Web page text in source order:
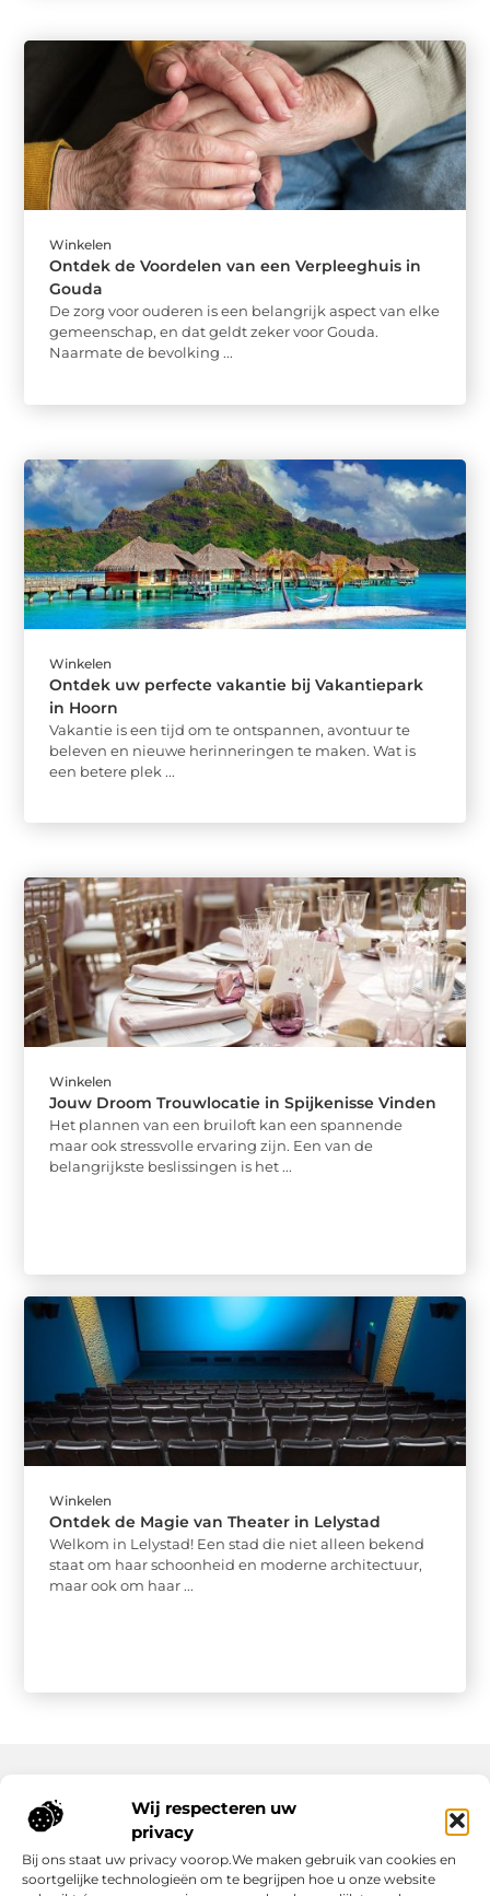
Wij respecteren uw
privacy
Bij ons staat uw privacy voorop.We maken gebruik van cookies en
soortgelijke technologieën om te begrijpen hoe u onze website
Winkelen
Ontdek de Voordelen van een Verpleeghuis in
Gouda
De zorg voor ouderen is een belangrijk aspect van elke
gemeenschap, en dat geldt zeker voor Gouda.
Naarmate de bevolking ...
Winkelen
Ontdek uw perfecte vakantie bij Vakantiepark
in Hoorn
Vakantie is een tijd om te ontspannen, avontuur te
beleven en nieuwe herinneringen te maken. Wat is
een betere plek ...
Winkelen
Jouw Droom Trouwlocatie in Spijkenisse Vinden
Het plannen van een bruiloft kan een spannende
maar ook stressvolle ervaring zijn. Een van de
belangrijkste beslissingen is het ...
Winkelen
Ontdek de Magie van Theater in Lelystad
Welkom in Lelystad! Een stad die niet alleen bekend
staat om haar schoonheid en moderne architectuur,
maar ook om haar ...
Onze informatie